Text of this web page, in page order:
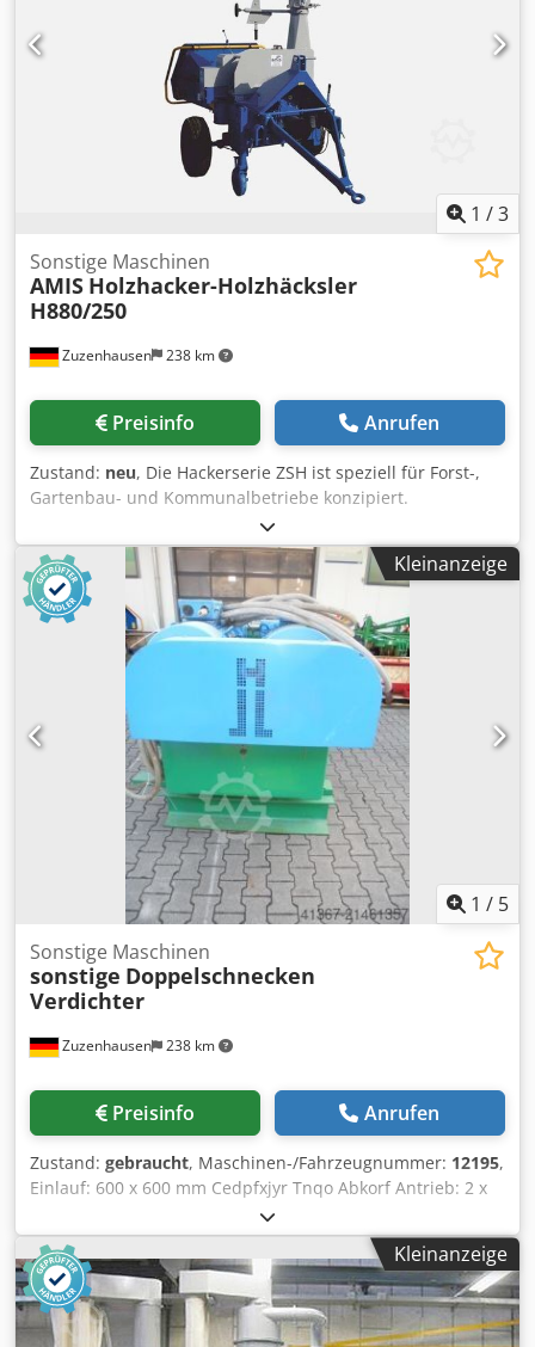
1 /3
Zuzenhausen 238 km
Sonstige Maschinen
AMIS Holzhacker-Holzhäcksler
H880/250
Preisinfo Anrufen
Zustand: neu, Die Hackerserie ZSH ist speziell für Forst-,
Gartenbau- und Kommunalbetriebe konzipiert.
Hauptsächlich werden diese Hacker zur
Volumenreduzierung von Baum- und Strauchschnitt sowie
von kleineren Stammdurchmessern eingesetzt. Die
produzierten Hackschnitzel sind zur Verbrennung in
Hackschnitzelheizungen mit Schneckenförderern oder
auch als Vorstufe bei der Pelletherstellung geeignet. Die
Maschinen sind robust, zuverlässig, einfach in der
Bedienung, leistungsstark und produzieren Hackschnitzel
von gleichbleibender Qualität und gleichmäßiger Größe.
Crjdpeyr Tkfsfx Abkef Sonstiges Günstige Lösung für die
Produktion von Hackschnitzel l Kompakte Bauweise l
Benutzerfreundlich l Geringer Energiebedarf
Kleinanzeige
1 / 5
Zuzenhausen 238 km
Sonstige Maschinen
sonstige Doppelschnecken
Verdichter
Preisinfo Anrufen
Zustand: gebraucht, Maschinen-/Fahrzeugnummer: 12195,
Einlauf: 600 x 600 mm Cedpfxjyr Tnqo Abkorf Antrieb: 2 x
Kleinanzeige